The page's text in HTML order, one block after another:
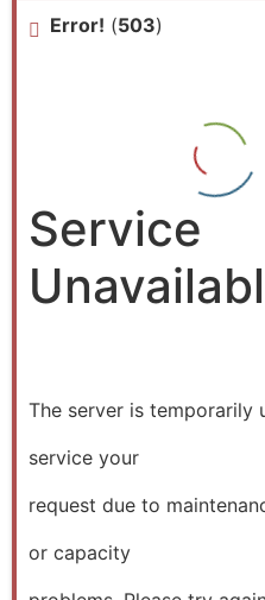
Error! (503)
Service
The server is temporarily
service your
request due to
or capacity